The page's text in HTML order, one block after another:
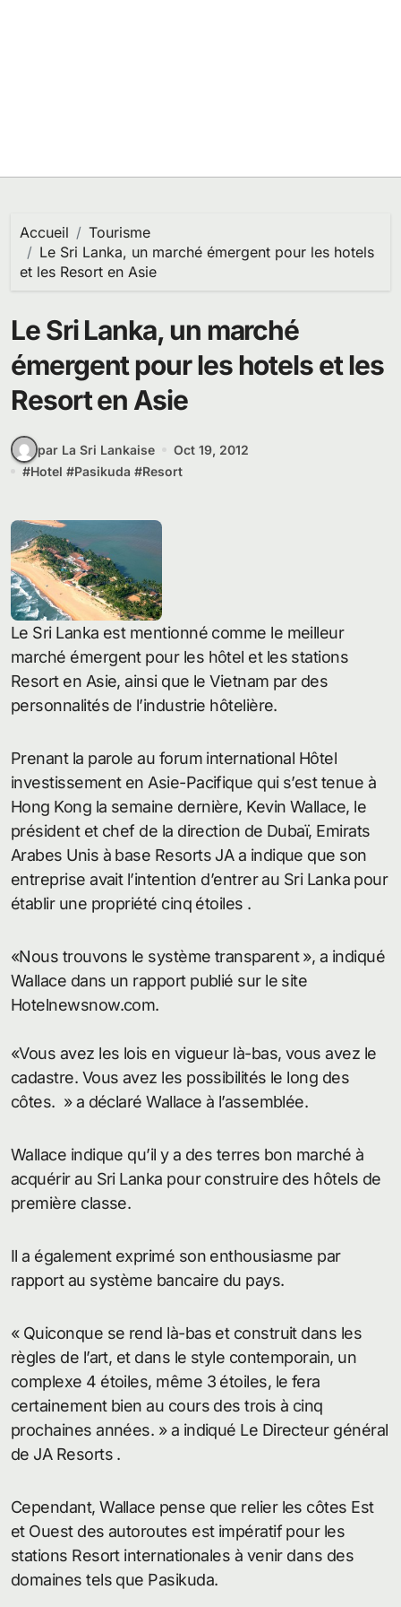
Accueil
Tourisme
Le Sri Lanka, un marché émergent pour les hotels
et les Resort en Asie
Le Sri Lanka, un marché
émergent pour les hotels et les
Resort en Asie
par La Sri Lankaise
Oct 19, 2012
#Hotel #Pasikuda #Resort
Le Sri Lanka est mentionné comme le meilleur
marché émergent pour les hôtel et les stations
Resort en Asie, ainsi que le Vietnam par des
personnalités de l’industrie hôtelière.
Prenant la parole au forum international Hôtel
investissement en Asie-Pacifique qui s’est tenue à
Hong Kong la semaine dernière, Kevin Wallace, le
président et chef de la direction de Dubaï, Emirats
Arabes Unis à base Resorts JA a indique que son
entreprise avait l’intention d’entrer au Sri Lanka pour
établir une propriété cinq étoiles .
«Nous trouvons le système transparent », a indiqué
Wallace dans un rapport publié sur le site
Hotelnewsnow.com.
«Vous avez les lois en vigueur là-bas, vous avez le
cadastre. Vous avez les possibilités le long des
côtes. » a déclaré Wallace à l’assemblée.
Wallace indique qu’il y a des terres bon marché à
acquérir au Sri Lanka pour construire des hôtels de
première classe.
Il a également exprimé son enthousiasme par
rapport au système bancaire du pays.
« Quiconque se rend là-bas et construit dans les
règles de l’art, et dans le style contemporain, un
complexe 4 étoiles, même 3 étoiles, le fera
certainement bien au cours des trois à cinq
prochaines années. » a indiqué Le Directeur général
de JA Resorts .
Cependant, Wallace pense que relier les côtes Est
et Ouest des autoroutes est impératif pour les
stations Resort internationales à venir dans des
domaines tels que Pasikuda.